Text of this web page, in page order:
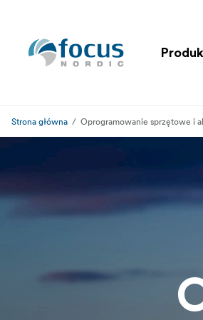
Strona główna Oprogramowanie sprzętowe i